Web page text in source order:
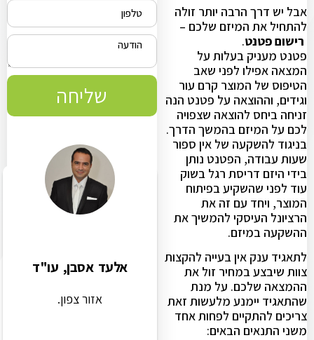
אבל יש דרך הרבה יותר זולה
להתחיל את המיזם שלכם –
רישום פטנט.
פטנט מעניק בעלות על
המצאה אפילו לפני שאב
הטיפוס של המוצר קרם עור
וגידים, וההוצאה על פטנט הנה
זניחה ביחס להוצאה שצפויה
לכם על המיזם בהמשך הדרך.
בניגוד להשקעה של אין ספור
שעות עבודה, הפטנט נותן
בידי היזם דריסת רגל בשוק
עוד לפני שהשקיע בפיתוח
המוצר, ויחד עם זה את
הרציונל העיסקי להמשיך את
ההשקעה במיזם.
לתאגיד ענק אין בעייה להקצות
צוות שיבצע במחיר זול את
ההמצאה שלכם. על מנת
שהתאגיד יימנע מלעשות זאת
צריכים להתקיים לפחות אחד
משני התנאים הבאים:
שליחה
אלעד אסבן, עו"ד
אזור צפון.